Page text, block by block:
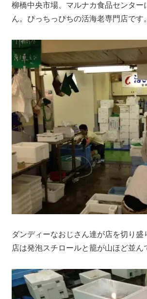
柳橋中央市場、マルナカ食品センター
ん。ぴっちっぴちの活海老専門店です。
ダンディーなおじさん達が店を切り盛
店は発泡スチロールと籠が山ほど並ん